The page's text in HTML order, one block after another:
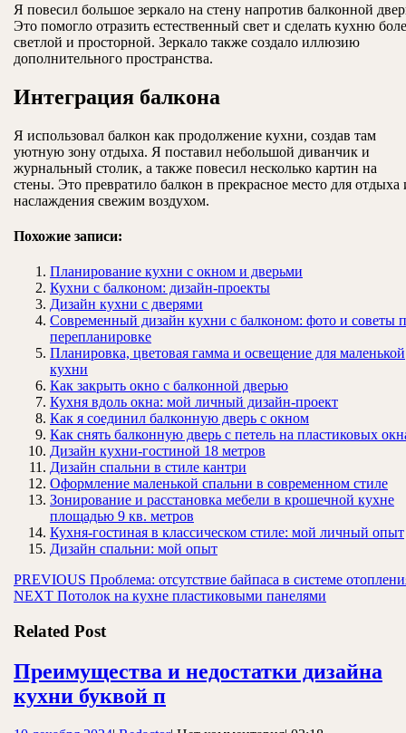
Я повесил большое зеркало на стену напротив балконной
Это помогло отразить естественный свет и сделать кухню
светлой и просторной. Зеркало также создало иллюзию
дополнительного пространства.
Интеграция балкона
Я использовал балкон как продолжение кухни, создав там
уютную зону отдыха. Я поставил небольшой диванчик и
журнальный столик, а также повесил несколько картин на
стены. Это превратило балкон в прекрасное место для отдыха
наслаждения свежим воздухом.
Похожие записи:
Планирование кухни с окном и дверьми
Кухни с балконом: дизайн-проекты
Дизайн кухни с дверями
Современный дизайн кухни с балконом: фото и советы
перепланировке
Планировка, цветовая гамма и освещение для маленькой
кухни
Как закрыть окно с балконной дверью
Кухня вдоль окна: мой личный дизайн-проект
Как я соединил балконную дверь с окном
Как снять балконную дверь с петель на пластиковых
Дизайн кухни-гостиной 18 метров
Дизайн спальни в стиле кантри
Оформление маленькой спальни в современном стиле
Зонирование и расстановка мебели в крошечной кухне
площадью 9 кв. метров
Кухня-гостиная в классическом стиле: мой личный опыт
Дизайн спальни: мой опыт
Навигация
по
записям
PREVIOUS Предыдущая
запись:
Проблема: отсутствие байпаса в системе
NEXT Следующая
Потолок на кухне пластиковыми панелями
Related Post
Преимущества и недостатки дизайна
кухни буквой пПреимущества